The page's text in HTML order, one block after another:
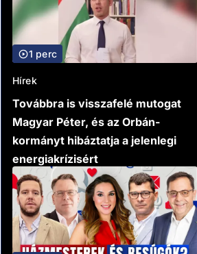
1 perc
Hírek
Továbbra is visszafelé mutogat
Magyar Péter, és az Orbán-
kormányt hibáztatja a jelenlegi
energiakrízisért